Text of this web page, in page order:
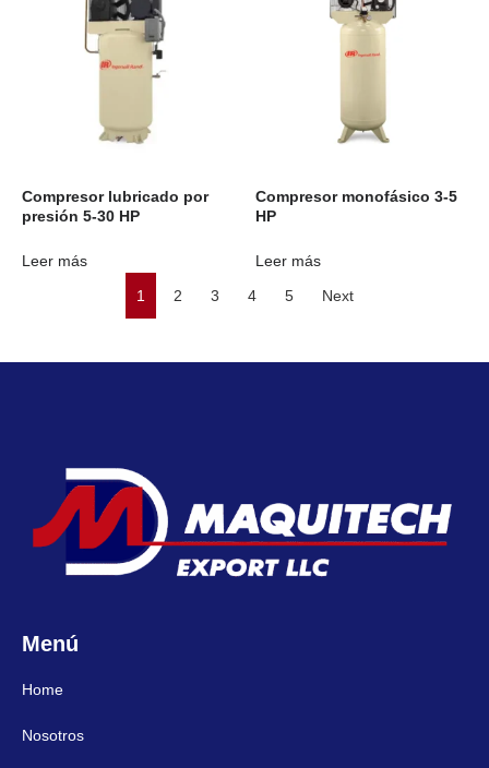
Compresor lubricado por
presión 5-30 HP
Leer más
Compresor monofásico 3-5
HP
Leer más
1
2 3 4 5 Next
Menú
Home
Nosotros